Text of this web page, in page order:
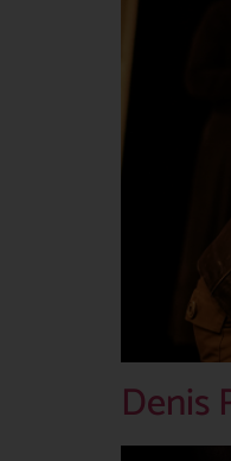
Denis